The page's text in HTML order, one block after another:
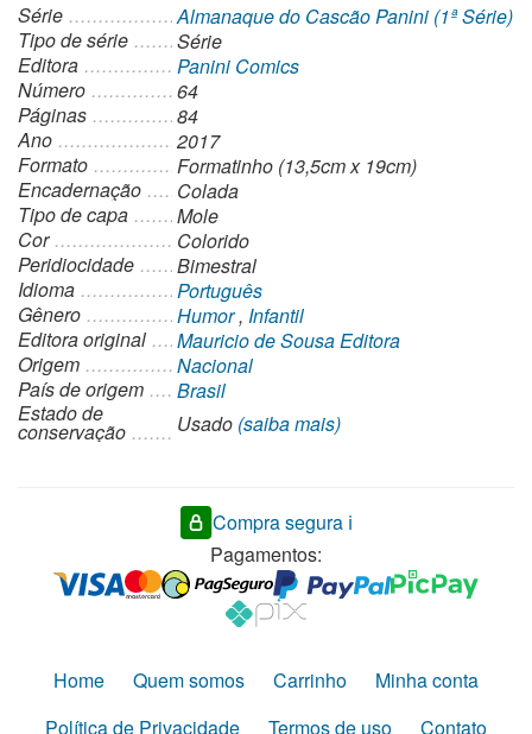
Série
Almanaque do Cascão Panini (1ª Série)
Tipo de série
Série
Editora
Panini Comics
Número
64
Páginas
84
Ano
2017
Formato
Formatinho (13,5cm x 19cm)
Encadernação
Colada
Tipo de capa
Mole
Cor
Colorido
Peridiocidade
Bimestral
Idioma
Português
Gênero
Humor, Infantil
Editora original
Mauricio de Sousa Editora
Origem
Nacional
País de origem
Brasil
Estado de
conservação Usado (saiba mais)
Compra segura ℹ️
Pagamentos:
Home Quem somos Carrinho
Minha conta
Política de Privacidade
Termos de uso Contato